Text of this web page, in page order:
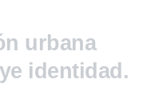
urbana
identidad.